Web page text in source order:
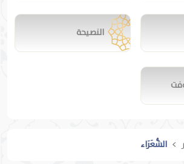
النصيحة
الشُّعَرَاء